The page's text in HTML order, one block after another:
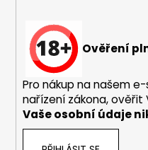
Ověření
Pro nákup na našem
nařízení zákona, ověřit
Vaše osobní údaje